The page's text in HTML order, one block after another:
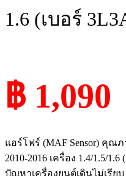
1.6 (เบอร์
฿ 1,090
แอร์โฟร์ (MAF Sensor) คุณ
2010-2016 เครื่อง 1.4/1.5/
ปัญหาเครื่องยนต์เดินไม่เรีย